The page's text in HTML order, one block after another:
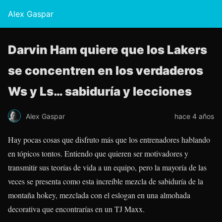
Alex Gaspar
Darvin Ham quiere que los Lakers
se concentren en los verdaderos
Ws y Ls… sabiduría y lecciones
Alex Gaspar hace 4 años
Hay pocas cosas que disfruto más que los entrenadores hablando
en tópicos tontos. Entiendo que quieren ser motivadores y
transmitir sus teorías de vida a un equipo, pero la mayoría de las
veces se presenta como esta increíble mezcla de sabiduría de la
montaña hokey, mezclada con el eslogan en una almohada
decorativa que encontrarías en un TJ Maxx.